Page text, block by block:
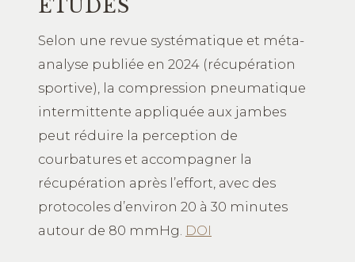
ÉTUDES
Selon une revue systématique et méta-
analyse publiée en 2024 (récupération
sportive), la compression pneumatique
intermittente appliquée aux jambes
peut réduire la perception de
courbatures et accompagner la
récupération après l’effort, avec des
protocoles d’environ 20 à 30 minutes
autour de 80 mmHg. DOI